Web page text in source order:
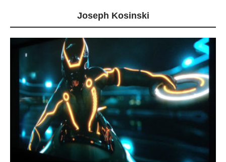
Joseph Kosinski